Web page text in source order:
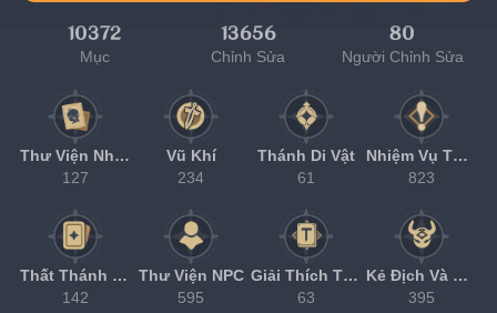
Mục
10372
Chỉnh Sửa
13656
Người Chỉnh Sửa
80
Thư Viện Nhân Vật
127
Vũ Khí
234
Thánh Di Vật
61
Nhiệm Vụ Thế Giới
823
Thất Thánh Triệu Hồi
142
Thư Viện NPC
595
Giải Thích Từ Ngữ
63
Kẻ Địch Và Ma Vật
395